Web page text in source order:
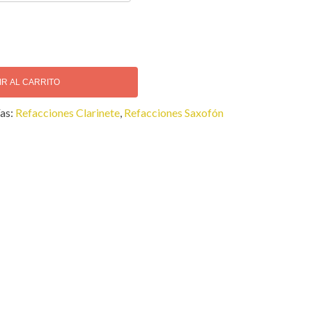
AL CARRITO
Refacciones Clarinete, Refacciones Saxofón